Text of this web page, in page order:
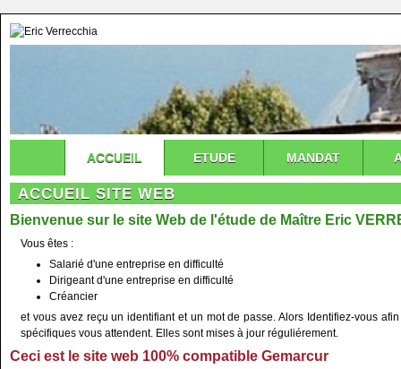
ACCUEIL ETUDE MANDAT
ACCUEIL SITE WEB
Bienvenue sur le site Web de l'étude de Maître Eric
Vous êtes :
Salarié d'une entreprise en difficulté
Dirigeant d'une entreprise en difficulté
Créancier
et vous avez reçu un identifiant et un mot de passe. Alors Identifiez-vous
spécifiques vous attendent. Elles sont mises à jour réguliérement.
Ceci est le site web 100% compatible Gemarcur